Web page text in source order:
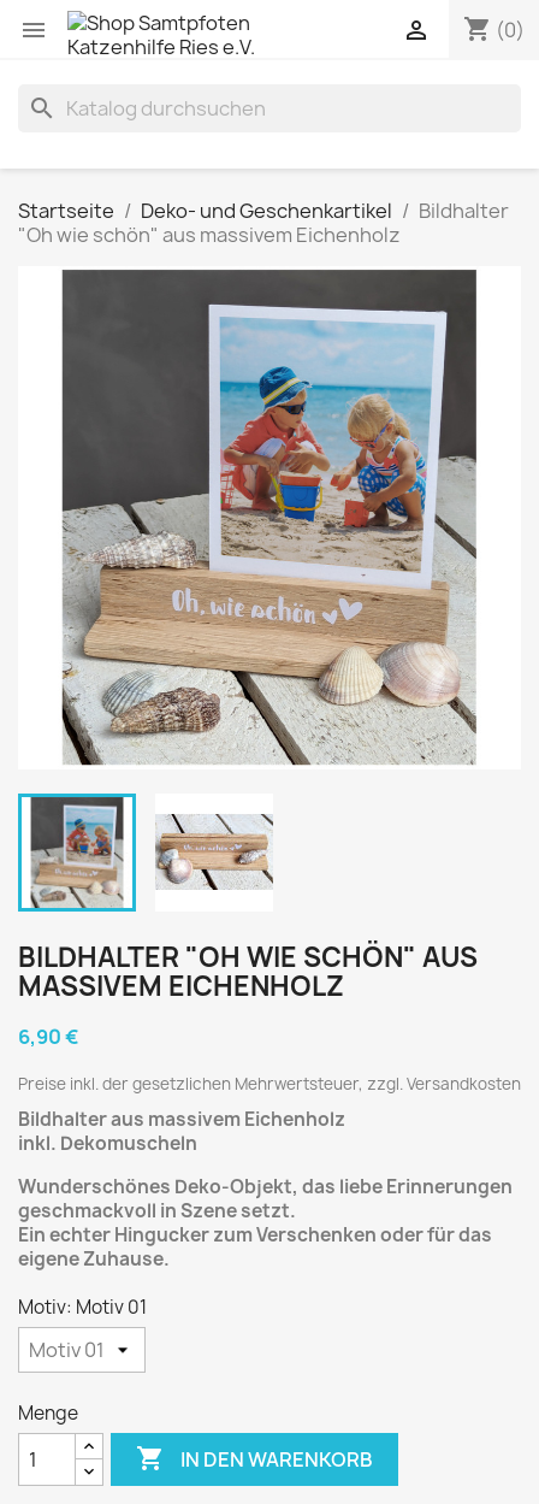
 shopping_cart (0)

search
Startseite Deko- und Geschenkartikel
Bildhalter
"Oh wie schön" aus massivem Eichenholz
BILDHALTER "OH WIE SCHÖN" AUS
MASSIVEM EICHENHOLZ
6,90 €
Preise inkl. der gesetzlichen Mehrwertsteuer, zzgl. Versandkosten
Bildhalter aus massivem Eichenholz
inkl. Dekomuscheln
Wunderschönes Deko-Objekt, das liebe Erinnerungen
geschmackvoll in Szene setzt.
Ein echter Hingucker zum Verschenken oder für das
eigene Zuhause.
Motiv: Motiv 01
Menge
 IN DEN WARENKORB